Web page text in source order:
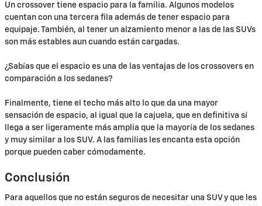
Un crossover tiene espacio para la familia. Algunos modelos
cuentan con una tercera fila además de tener espacio para
equipaje. También, al tener un alzamiento menor a las de las SUVs
son más estables aun cuando están cargadas.
¿Sabías que el espacio es una de las ventajas de los crossovers en
comparación a los sedanes?
Finalmente, tiene el techo más alto lo que da una mayor
sensación de espacio, al igual que la cajuela, que en definitiva sí
llega a ser ligeramente más amplia que la mayoría de los sedanes
y muy similar a los SUV. A las familias les encanta esta opción
porque pueden caber cómodamente.
Conclusión
Para aquellos que no están seguros de necesitar una SUV y que les